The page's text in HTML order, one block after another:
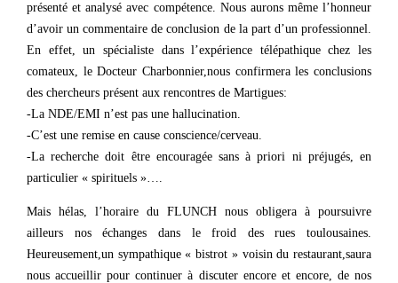
présenté et analysé avec compétence. Nous aurons même l’honneur
d’avoir un commentaire de conclusion de la part d’un professionnel.
En effet, un spécialiste dans l’expérience télépathique chez les
comateux, le Docteur Charbonnier,nous confirmera les conclusions
des chercheurs présent aux rencontres de Martigues:
-La NDE/EMI n’est pas une hallucination.
-C’est une remise en cause conscience/cerveau.
-La recherche doit être encouragée sans à priori ni préjugés, en
particulier « spirituels »….
Mais hélas, l’horaire du FLUNCH nous obligera à poursuivre
ailleurs nos échanges dans le froid des rues toulousaines.
Heureusement,un sympathique « bistrot » voisin du restaurant,saura
nous accueillir pour continuer à discuter encore et encore, de nos